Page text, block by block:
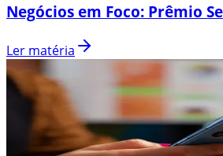
Negócios em Foco: Prêmio
Ler matéria